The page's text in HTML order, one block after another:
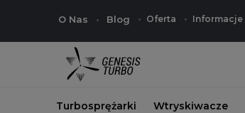
O Nas Blog Oferta Informacje
Turbosprężarki Wtryskiwacze